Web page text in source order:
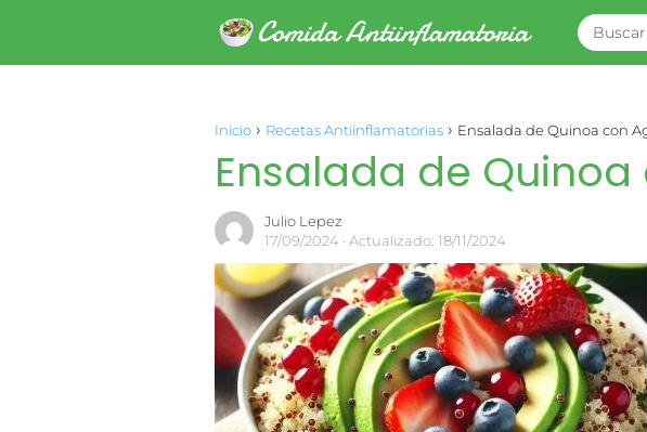
Inicio Recetas Antiinflamatorias Ensalada de Quinoa con
Ensalada de
Julio Lepez
17/09/2024 · Actualizado: 18/11/2024